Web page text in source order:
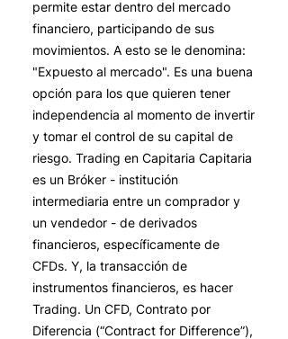
permite estar dentro del mercado
financiero, participando de sus
movimientos. A esto se le denomina:
"Expuesto al mercado". Es una buena
opción para los que quieren tener
independencia al momento de invertir
y tomar el control de su capital de
riesgo. Trading en Capitaria Capitaria
es un Bróker - institución
intermediaria entre un comprador y
un vendedor - de derivados
financieros, específicamente de
CFDs. Y, la transacción de
instrumentos financieros, es hacer
Trading. Un CFD, Contrato por
Diferencia (“Contract for Difference”),